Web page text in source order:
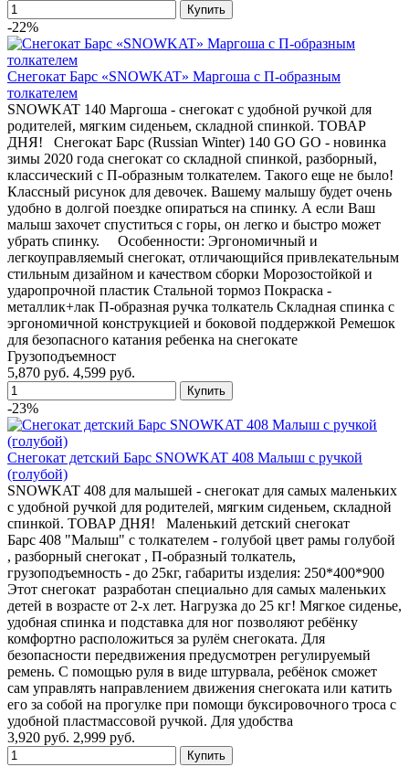
-22%
Снегокат Барс «SNOWKAT» Маргоша с П-образным
толкателем
SNOWKAT 140 Маргоша - снегокат с удобной ручкой для
родителей, мягким сиденьем, складной спинкой. ТОВАР
ДНЯ! Снегокат Барс (Russian Winter) 140 GO GO - новинка
зимы 2020 года снегокат со складной спинкой, разборный,
классический с П-образным толкателем. Такого еще не было!
Классный рисунок для девочек. Вашему малышу будет очень
удобно в долгой поездке опираться на спинку. А если Ваш
малыш захочет спуститься с горы, он легко и быстро может
убрать спинку. Особенности: Эргономичный и
легкоуправляемый снегокат, отличающийся привлекательным
стильным дизайном и качеством сборки Морозостойкой и
ударопрочной пластик Стальной тормоз Покраска -
металлик+лак П-образная ручка толкатель Складная спинка с
эргономичной конструкцией и боковой поддержкой Ремешок
для безопасного катания ребенка на снегокате
Грузоподъемност
5,870 руб. 4,599 руб.
-23%
Снегокат детский Барс SNOWKAT 408 Малыш с ручкой
(голубой)
SNOWKAT 408 для малышей - снегокат для самых маленьких
с удобной ручкой для родителей, мягким сиденьем, складной
спинкой. ТОВАР ДНЯ! Маленький детский снегокат
Барс 408 "Малыш" с толкателем - голубой цвет рамы голубой
, разборный снегокат , П-образный толкатель,
грузоподъемность - до 25кг, габариты изделия: 250*400*900
Этот снегокат разработан специально для самых маленьких
детей в возрасте от 2-х лет. Нагрузка до 25 кг! Мягкое сиденье,
удобная спинка и подставка для ног позволяют ребёнку
комфортно расположиться за рулём снегоката. Для
безопасности передвижения предусмотрен регулируемый
ремень. С помощью руля в виде штурвала, ребёнок сможет
сам управлять направлением движения снегоката или катить
его за собой на прогулке при помощи буксировочного троса с
удобной пластмассовой ручкой. Для удобства
3,920 руб. 2,999 руб.